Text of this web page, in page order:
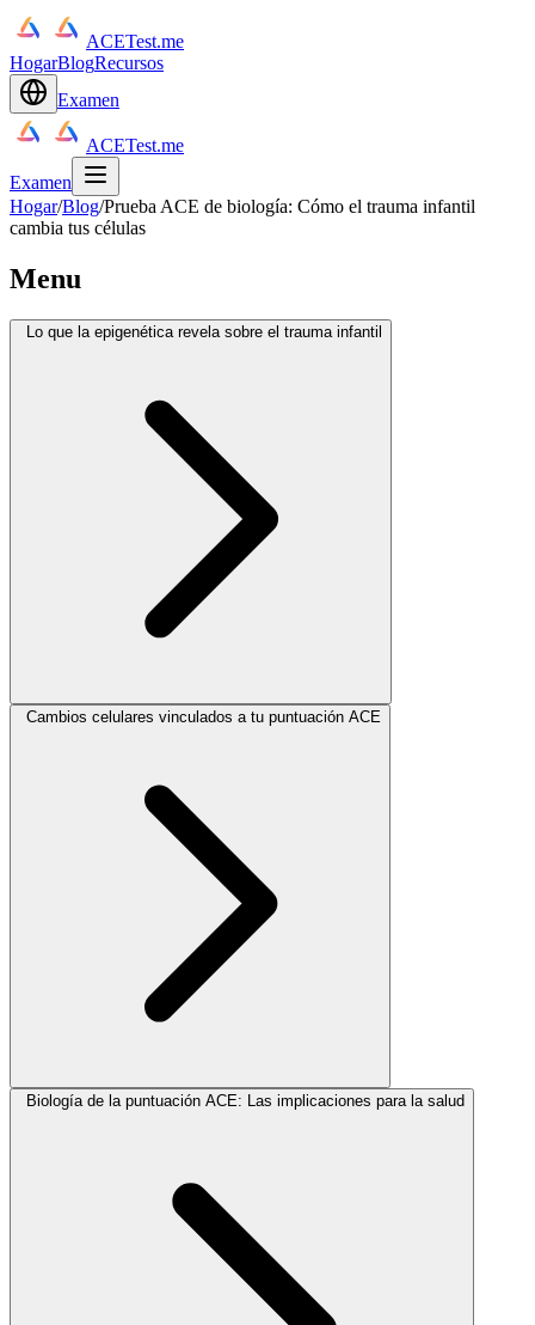
ACETest.me
HogarBlogRecursos
Examen
ACETest.me
Examen
Hogar/Blog/Prueba ACE de biología: Cómo el trauma infantil
cambia tus células
Menu
Lo que la epigenética revela sobre el trauma infantil
Cambios celulares vinculados a tu puntuación ACE
Biología de la puntuación ACE: Las implicaciones para la salud